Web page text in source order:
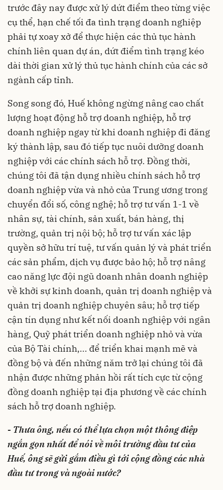
trước đây nay được xử lý dứt điểm theo từng việc
cụ thể, hạn chế tối đa tình trạng doanh nghiệp
phải tự xoay xở để thực hiện các thủ tục hành
chính liên quan dự án, dứt điểm tình trạng kéo
dài thời gian xử lý thủ tục hành chính của các sở
ngành cấp tỉnh.
Song song đó, Huế không ngừng nâng cao chất
lượng hoạt động hỗ trợ doanh nghiệp, hỗ trợ
doanh nghiệp ngay từ khi doanh nghiệp đi đăng
ký thành lập, sau đó tiếp tục nuôi dưỡng doanh
nghiệp với các chính sách hỗ trợ. Đồng thời,
chúng tôi đã tận dụng nhiều chính sách hỗ trợ
doanh nghiệp vừa và nhỏ của Trung ương trong
chuyển đổi số, công nghệ; hỗ trợ tư vấn 1-1 về
nhân sự, tài chính, sản xuất, bán hàng, thị
trường, quản trị nội bộ; hỗ trợ tư vấn xác lập
quyền sở hữu trí tuệ, tư vấn quản lý và phát triển
các sản phẩm, dịch vụ được bảo hộ; hỗ trợ nâng
cao năng lực đội ngũ doanh nhân doanh nghiệp
về khởi sự kinh doanh, quản trị doanh nghiệp và
quản trị doanh nghiệp chuyên sâu; hỗ trợ tiếp
cận tín dụng như kết nối doanh nghiệp với ngân
hàng, Quỹ phát triển doanh nghiệp nhỏ và vừa
của Bộ Tài chính,... để triển khai mạnh mẽ và
đồng bộ và đến những năm trở lại chúng tôi đã
nhận được những phản hồi rất tích cực từ cộng
đồng doanh nghiệp tại địa phương về các chính
sách hỗ trợ doanh nghiệp.
- Thưa ông, nếu có thể lựa chọn một thông điệp
ngắn gọn nhấtđể nói về môi trường đầu tư của
Huế, ông sẽ gửi gắm điều gì tới cộng đồng các nhà
đầu tư trong và ngoài nước?